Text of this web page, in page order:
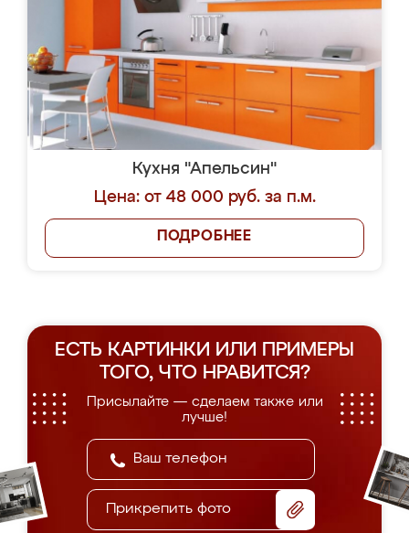
Кухня "Апельсин"
Цена: от 48 000 руб. за п.м.
ПОДРОБНЕЕ
ЕСТЬ КАРТИНКИ ИЛИ ПРИМЕРЫ
ТОГО, ЧТО НРАВИТСЯ?
Присылайте — сделаем также или
лучше!
Прикрепить фото